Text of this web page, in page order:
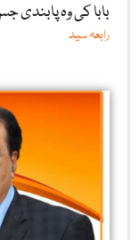
بابا کی وہ
رابعہ سید